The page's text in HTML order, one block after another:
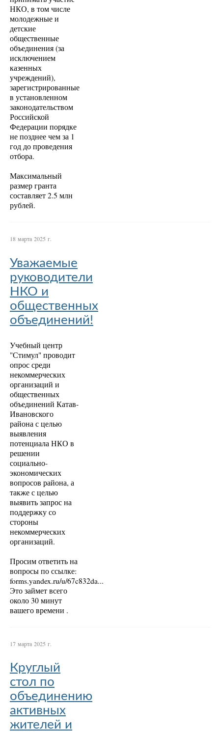
НКО, в том числе
молодежные и
детские
общественные
объединения (за
исключением
казенных
учреждений),
зарегистрированные
в установленном
законодательством
Российской
Федерации порядке
не позднее чем за 1
год до проведения
отбора.
Максимальный
размер гранта
составляет 2.5 млн
рублей.
18 марта 2025 г.
Уважаемые
руководители
НКО и
общественных
объединений!
Учебный центр
"Стимул" проводит
опрос среди
некоммерческих
организаций и
общественных
объединений Катав-
Ивановского
района с целью
выявления
потенциала НКО в
решении
социально-
экономических
вопросов района, а
также с целью
выявить запрос на
поддержку со
стороны
некоммерческих
организаций.
Просим ответить на
вопросы по ссылке:
forms.yandex.ru/u/67c832da...
Это займет всего
около 30 минут
вашего времени .
17 марта 2025 г.
Круглый
стол по
объединению
активных
жителей и